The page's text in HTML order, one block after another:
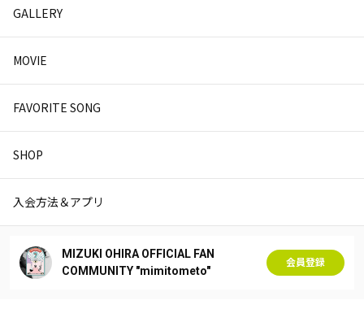
GALLERY
MOVIE
FAVORITE SONG
SHOP
入会方法＆アプリ
MIZUKI OHIRA OFFICIAL FAN
COMMUNITY "mimitometo"
会員登録